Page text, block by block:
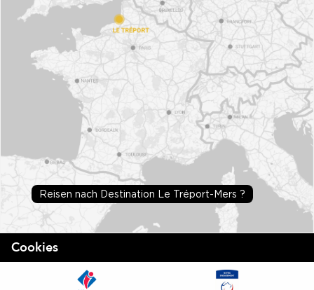
Reisen nach Destination Le Tréport-Mers ?
Cookies